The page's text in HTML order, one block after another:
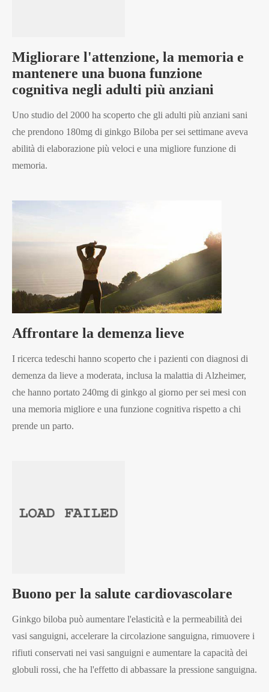
Migliorare l'attenzione, la memoria e
mantenere una buona funzione
cognitiva negli adulti più anziani
Uno studio del 2000 ha scoperto che gli adulti più anziani sani
che prendono 180mg di ginkgo Biloba per sei settimane aveva
abilità di elaborazione più veloci e una migliore funzione di
memoria.
Affrontare la demenza lieve
I ricerca tedeschi hanno scoperto che i pazienti con diagnosi di
demenza da lieve a moderata, inclusa la malattia di Alzheimer,
che hanno portato 240mg di ginkgo al giorno per sei mesi con
una memoria migliore e una funzione cognitiva rispetto a chi
prende un parto.
Buono per la salute cardiovascolare
Ginkgo biloba può aumentare l'elasticità e la permeabilità dei
vasi sanguigni, accelerare la circolazione sanguigna, rimuovere i
rifiuti conservati nei vasi sanguigni e aumentare la capacità dei
globuli rossi, che ha l'effetto di abbassare la pressione sanguigna.